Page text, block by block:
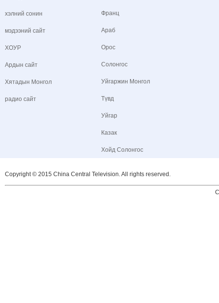
хэлний сонин
мэдээний сайт
ХОУР
Ардын сайт
Хятадын Монгол
радио сайт
Франц
Араб
Орос
Солонгос
Уйгаржин Монгол
Түвд
Уйгар
Казак
Хойд Солонгос
Copyright © 2015 China Central Television. All rights reserved.